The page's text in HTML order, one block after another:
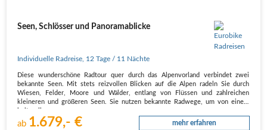
Seen, Schlösser und Panoramablicke
Individuelle Radreise 12 Tage / 11 Nächte
Diese wunderschöne Radtour quer durch das Alpenvorland verbindet zwei
bekannte Seen. Mit stets reizvollen Blicken auf die Alpen radeln Sie durch
Wiesen, Felder, Moore und Wälder, entlang von Flüssen und zahlreichen
kleineren und größeren Seen. Sie nutzen bekannte Radwege, um von einem
ab 1.679,- € mehr erfahren